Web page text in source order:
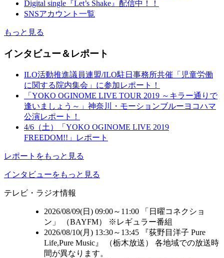
Digital single『Let’s Shake』配信中！！
SNSアカウント一覧
もっと見る
インタビュー＆レポート
ILO活動推進議員連盟/ILO駐日事務所共催「児童労働
に関する院内集会」に参加レポート！
「YOKO OGINOME LIVE TOUR 2019 ～キラー通りで
逢いましょう～」神奈川・モーションブルーヨコハマ
公演レポート！
4/6（土）「YOKO OGINOME LIVE 2019
FREEDOM!!」レポート
レポートをもっと見る
インタビューをもっと見る
テレビ・ラジオ情報
2026/08/09(日) 09:00～11:00 「日曜コネクショ
ン」 （BAYFM） ※レギュラー番組
2026/08/10(月) 13:30～13:45 『荻野目洋子 Pure
Life,Pure Music』 （栃木放送） 各地域での放送時
間が異なります。